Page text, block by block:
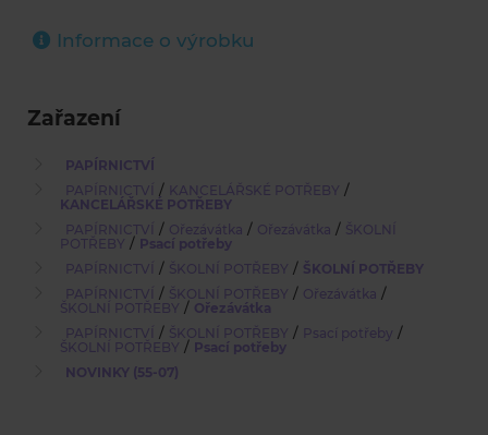
Informace o výrobku
Zařazení
PAPÍRNICTVÍ
PAPÍRNICTVÍ / KANCELÁŘSKÉ POTŘEBY /
KANCELÁŘSKÉ POTŘEBY
PAPÍRNICTVÍ / Ořezávátka / Ořezávátka / ŠKOLNÍ
POTŘEBY / Psací potřeby
PAPÍRNICTVÍ / ŠKOLNÍ POTŘEBY / ŠKOLNÍ POTŘEBY
PAPÍRNICTVÍ / ŠKOLNÍ POTŘEBY / Ořezávátka /
ŠKOLNÍ POTŘEBY / Ořezávátka
PAPÍRNICTVÍ / ŠKOLNÍ POTŘEBY / Psací potřeby /
ŠKOLNÍ POTŘEBY / Psací potřeby
NOVINKY (55-07)